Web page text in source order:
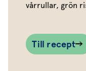
vårrullar, grön
Till recept